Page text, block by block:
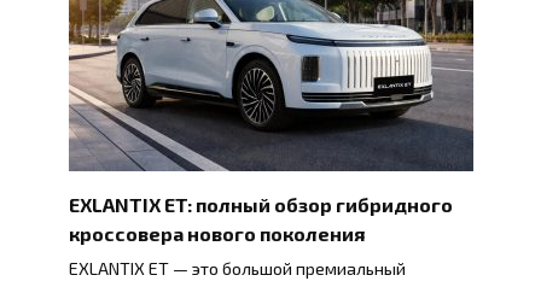
EXLANTIX ET: полный обзор гибридного
кроссовера нового поколения
EXLANTIX ET — это большой премиальный